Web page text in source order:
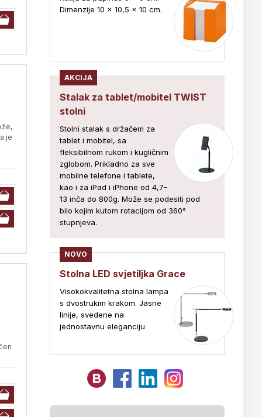
je
Dimenzije 10 x 10,5 x 10 cm.
AKCIJA
Stalak za tablet/mobitel TWIST
stolni
Stolni stalak s držačem za
tablet i mobitel, sa
fleksibilnom rukom i kugličnim
zglobom. Prikladno za sve
mobilne telefone i tablete,
kao i za iPad i iPhone od 4,7-
13 inča do 800g. Može se podesiti pod
bilo kojim kutom rotacijom od 360°
stupnjeva.
NOVO
Stolna LED svjetiljka Grace
Visokokvalitetna stolna lampa
s dvostrukim krakom. Jasne
linije, svedene na
jednostavnu eleganciju